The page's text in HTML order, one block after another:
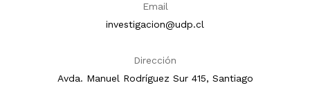
Email
investigacion@udp.cl
Dirección
Avda. Manuel Rodríguez Sur 415, Santiago